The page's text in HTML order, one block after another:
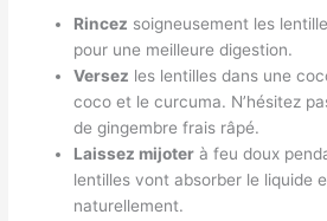
Rincez soigneusement les
pour une meilleure digestion.
Versez les lentilles dans une
coco et le curcuma. N’hésitez
de gingembre frais râpé.
Laissez mijoter à feu doux
lentilles vont absorber le liquide
naturellement.